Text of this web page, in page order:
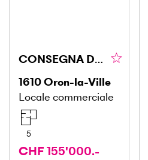
CONSEGNA DEL NEGOZIO DI ALIMENTARI DI SUCCESSO
1610Oron-la-Ville
Locale commerciale
5
CHF 155'000.-